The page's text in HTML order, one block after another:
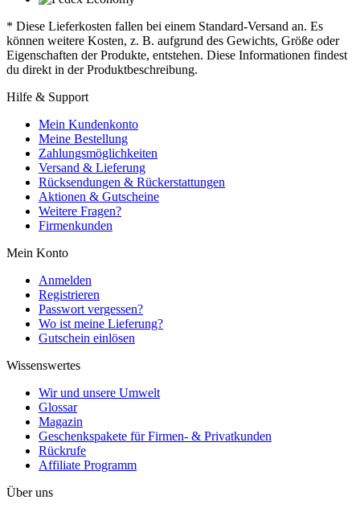
* Diese Lieferkosten fallen bei einem Standard-Versand an. Es
können weitere Kosten, z. B. aufgrund des Gewichts, Größe oder
Eigenschaften der Produkte, entstehen. Diese Informationen findest
du direkt in der Produktbeschreibung.
Hilfe & Support
Mein Kundenkonto
Meine Bestellung
Zahlungsmöglichkeiten
Versand & Lieferung
Rücksendungen & Rückerstattungen
Aktionen & Gutscheine
Weitere Fragen?
Firmenkunden
Mein Konto
Anmelden
Registrieren
Passwort vergessen?
Wo ist meine Lieferung?
Gutschein einlösen
Wissenswertes
Wir und unsere Umwelt
Glossar
Magazin
Geschenkspakete für Firmen- & Privatkunden
Rückrufe
Affiliate Programm
Über uns